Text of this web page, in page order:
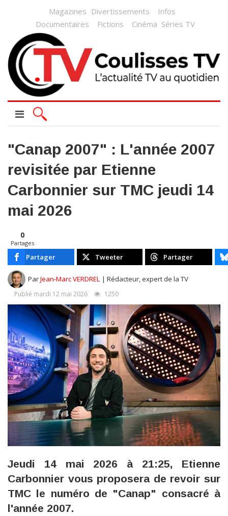
Magazines Divertissements
Infos
Documentaires
Fictions Cinéma Séries TV
"Canap 2007" : L'année 2007
revisitée par Etienne
Carbonnier sur TMC jeudi 14
mai 2026
0
Partages
Partager Tweeter Partager
ParJean-Marc VERDREL | Rédacteur, expert de la TV
Publié mardi 12 mai 2026 1250
Jeudi 14 mai 2026 à 21:25, Etienne
Carbonnier vous proposera de revoir sur
TMC le numéro de "Canap" consacré à
l'année 2007.